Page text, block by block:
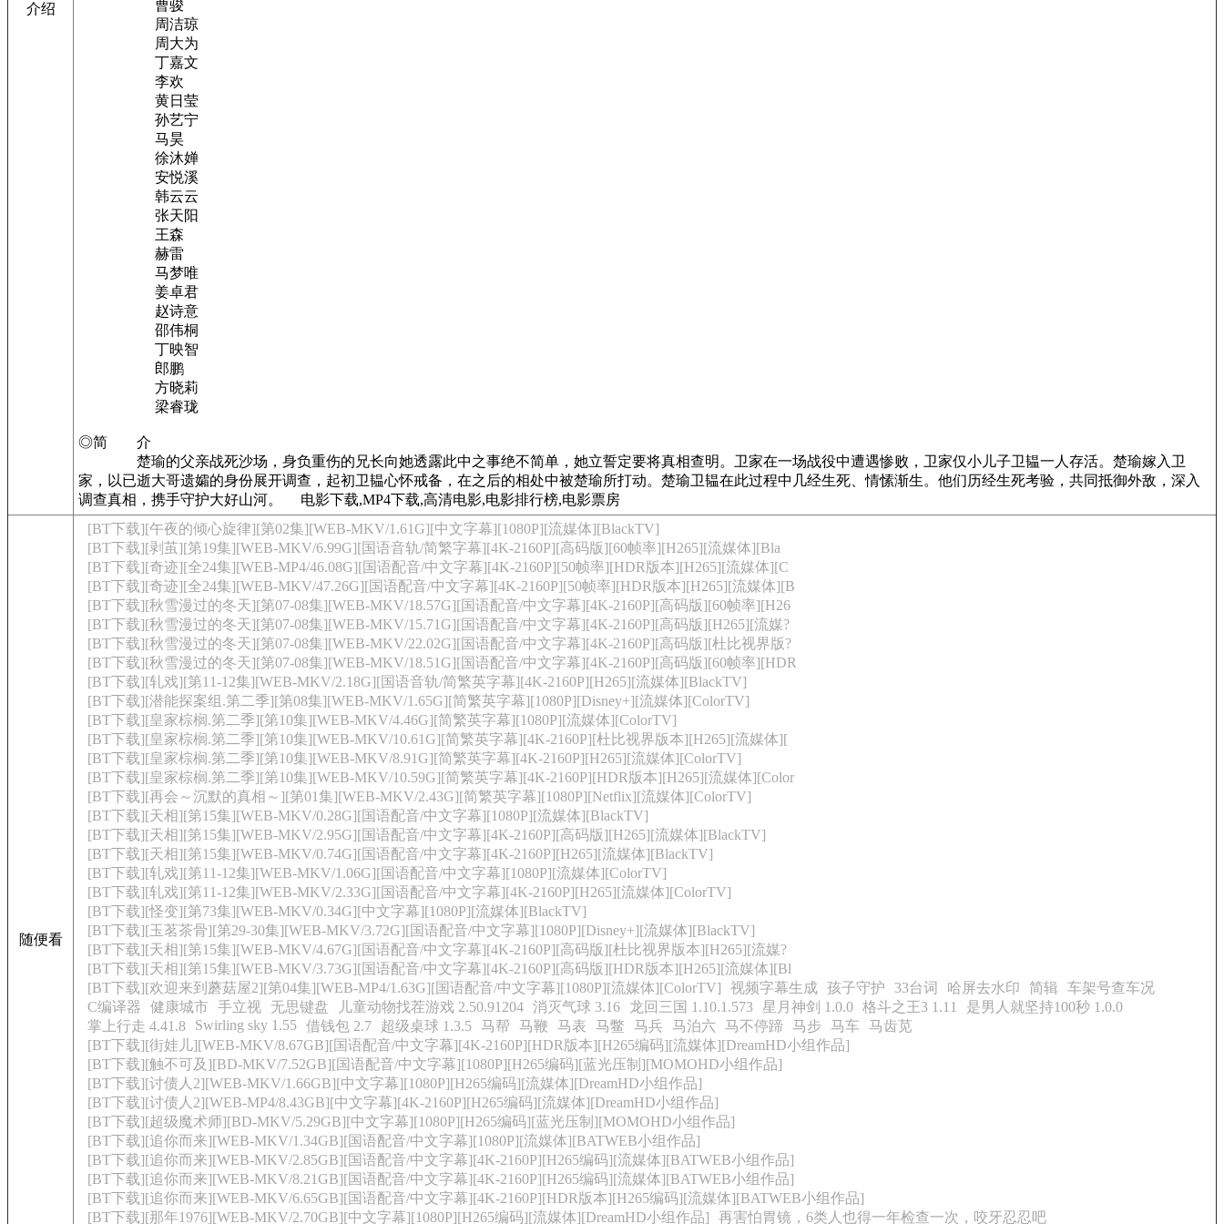
介绍
曹骏
周洁琼
周大为
丁嘉文
李欢
黄日莹
孙艺宁
马昊
徐沐婵
安悦溪
韩云云
张天阳
王森
赫雷
马梦唯
姜卓君
赵诗意
邵伟桐
丁映智
郎鹏
方晓莉
梁睿珑
◎简 介
楚瑜的父亲战死沙场，身负重伤的兄长向她透露此中之事绝不简单，她立誓定要将真相查明。卫家在一场战役中遭遇惨败，卫家仅小儿子卫韫一人存活。楚瑜嫁入卫
家，以已逝大哥遗孀的身份展开调查，起初卫韫心怀戒备，在之后的相处中被楚瑜所打动。楚瑜卫韫在此过程中几经生死、情愫渐生。他们历经生死考验，共同抵御外敌，深入
调查真相，携手守护大好山河。
电影下载,MP4下载,高清电影,电影排行榜,电影票房
随便看
[BT下载][午夜的倾心旋律][第02集][WEB-MKV/1.61G][中文字幕][1080P][流媒体][BlackTV]
[BT下载][剥茧][第19集][WEB-MKV/6.99G][国语音轨/简繁字幕][4K-2160P][高码版][60帧率][H265][流媒体][Bla
[BT下载][奇迹][全24集][WEB-MP4/46.08G][国语配音/中文字幕][4K-2160P][50帧率][HDR版本][H265][流媒体][C
[BT下载][奇迹][全24集][WEB-MKV/47.26G][国语配音/中文字幕][4K-2160P][50帧率][HDR版本][H265][流媒体][B
[BT下载][秋雪漫过的冬天][第07-08集][WEB-MKV/18.57G][国语配音/中文字幕][4K-2160P][高码版][60帧率][H26
[BT下载][秋雪漫过的冬天][第07-08集][WEB-MKV/15.71G][国语配音/中文字幕][4K-2160P][高码版][H265][流媒?
[BT下载][秋雪漫过的冬天][第07-08集][WEB-MKV/22.02G][国语配音/中文字幕][4K-2160P][高码版][杜比视界版?
[BT下载][秋雪漫过的冬天][第07-08集][WEB-MKV/18.51G][国语配音/中文字幕][4K-2160P][高码版][60帧率][HDR
[BT下载][轧戏][第11-12集][WEB-MKV/2.18G][国语音轨/简繁英字幕][4K-2160P][H265][流媒体][BlackTV]
[BT下载][潜能探案组.第二季][第08集][WEB-MKV/1.65G][简繁英字幕][1080P][Disney+][流媒体][ColorTV]
[BT下载][皇家棕榈.第二季][第10集][WEB-MKV/4.46G][简繁英字幕][1080P][流媒体][ColorTV]
[BT下载][皇家棕榈.第二季][第10集][WEB-MKV/10.61G][简繁英字幕][4K-2160P][杜比视界版本][H265][流媒体][
[BT下载][皇家棕榈.第二季][第10集][WEB-MKV/8.91G][简繁英字幕][4K-2160P][H265][流媒体][ColorTV]
[BT下载][皇家棕榈.第二季][第10集][WEB-MKV/10.59G][简繁英字幕][4K-2160P][HDR版本][H265][流媒体][Color
[BT下载][再会～沉默的真相～][第01集][WEB-MKV/2.43G][简繁英字幕][1080P][Netflix][流媒体][ColorTV]
[BT下载][天相][第15集][WEB-MKV/0.28G][国语配音/中文字幕][1080P][流媒体][BlackTV]
[BT下载][天相][第15集][WEB-MKV/2.95G][国语配音/中文字幕][4K-2160P][高码版][H265][流媒体][BlackTV]
[BT下载][天相][第15集][WEB-MKV/0.74G][国语配音/中文字幕][4K-2160P][H265][流媒体][BlackTV]
[BT下载][轧戏][第11-12集][WEB-MKV/1.06G][国语配音/中文字幕][1080P][流媒体][ColorTV]
[BT下载][轧戏][第11-12集][WEB-MKV/2.33G][国语配音/中文字幕][4K-2160P][H265][流媒体][ColorTV]
[BT下载][怪变][第73集][WEB-MKV/0.34G][中文字幕][1080P][流媒体][BlackTV]
[BT下载][玉茗茶骨][第29-30集][WEB-MKV/3.72G][国语配音/中文字幕][1080P][Disney+][流媒体][BlackTV]
[BT下载][天相][第15集][WEB-MKV/4.67G][国语配音/中文字幕][4K-2160P][高码版][杜比视界版本][H265][流媒?
[BT下载][天相][第15集][WEB-MKV/3.73G][国语配音/中文字幕][4K-2160P][高码版][HDR版本][H265][流媒体][Bl
[BT下载][欢迎来到蘑菇屋2][第04集][WEB-MP4/1.63G][国语配音/中文字幕][1080P][流媒体][ColorTV]
视频字幕生成 孩子守护 33台词 哈屏去水印 简辑
车架号查车况
C编译器
健康城市 手立视 无思键盘 儿童动物找茬游戏 2.50.91204 消灭气球 3.16 龙回三国 1.10.1.573 星月神剑 1.0.0 格斗之王3 1.11
是男人就坚持100秒 1.0.0
掌上行走 4.41.8
Swirling sky 1.55 借钱包 2.7 超级桌球 1.3.5 马帮 马鞭 马表 马鳖 马兵 马泊六 马不停蹄 马步 马车
马齿苋
[BT下载][街娃儿][WEB-MKV/8.67GB][国语配音/中文字幕][4K-2160P][HDR版本][H265编码][流媒体][DreamHD小组作品]
[BT下载][触不可及][BD-MKV/7.52GB][国语配音/中文字幕][1080P][H265编码][蓝光压制][MOMOHD小组作品]
[BT下载][讨债人2][WEB-MKV/1.66GB][中文字幕][1080P][H265编码][流媒体][DreamHD小组作品]
[BT下载][讨债人2][WEB-MP4/8.43GB][中文字幕][4K-2160P][H265编码][流媒体][DreamHD小组作品]
[BT下载][超级魔术师][BD-MKV/5.29GB][中文字幕][1080P][H265编码][蓝光压制][MOMOHD小组作品]
[BT下载][追你而来][WEB-MKV/1.34GB][国语配音/中文字幕][1080P][流媒体][BATWEB小组作品]
[BT下载][追你而来][WEB-MKV/2.85GB][国语配音/中文字幕][4K-2160P][H265编码][流媒体][BATWEB小组作品]
[BT下载][追你而来][WEB-MKV/8.21GB][国语配音/中文字幕][4K-2160P][H265编码][流媒体][BATWEB小组作品]
[BT下载][追你而来][WEB-MKV/6.65GB][国语配音/中文字幕][4K-2160P][HDR版本][H265编码][流媒体][BATWEB小组作品]
[BT下载][那年1976][WEB-MKV/2.70GB][中文字幕][1080P][H265编码][流媒体][DreamHD小组作品]
再害怕胃镜，6类人也得一年检查一次，咬牙忍忍吧